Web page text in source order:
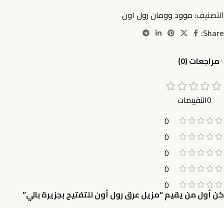
التصنيف: موود وومان رول اون
Share:
مراجعات (0)
0التقييمات
0
0
0
0
0
كن أول من يقيم “مزيل عرق رول أون للتفتيح بجزيرة بالي”